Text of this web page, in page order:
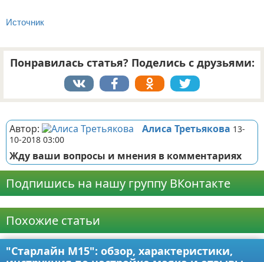
Источник
Понравилась статья? Поделись с друзьями:
Автор: Алиса Третьякова 13-
10-2018 03:00
Жду ваши вопросы и мнения в комментариях
Подпишись на нашу группу ВКонтакте
Похожие статьи
"Старлайн М15": обзор, характеристики,